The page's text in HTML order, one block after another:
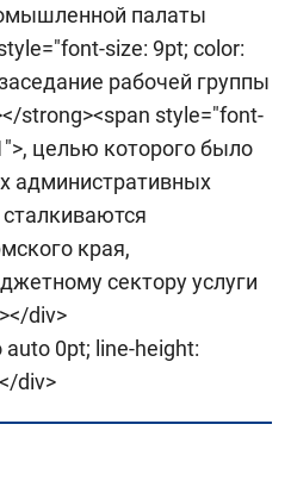
палаты
size: 9pt; color:
рабочей группы
strong><span style="font-
целью которого было
административных
края,
сектору услуги
div>
0pt; line-height:
div>